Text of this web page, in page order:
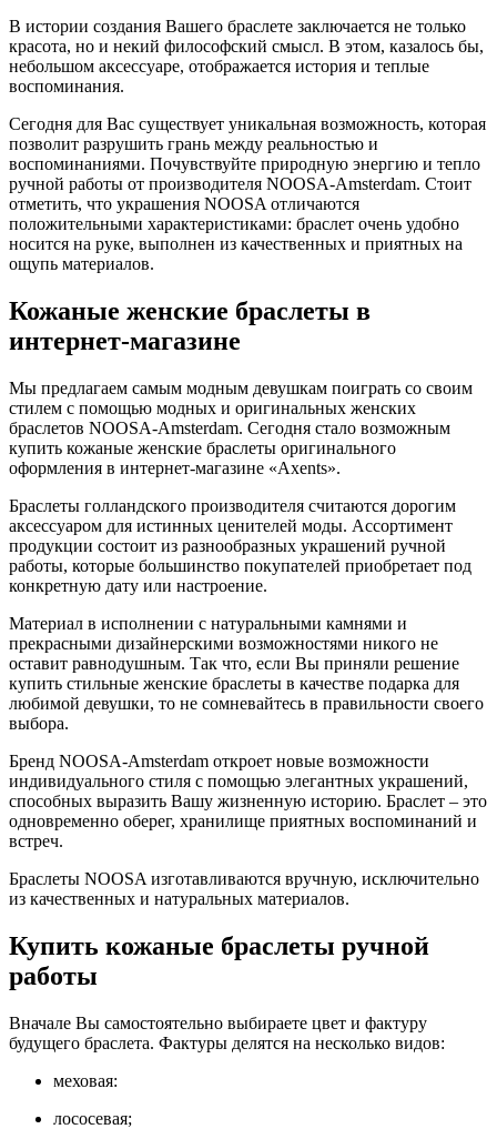
В истории создания Вашего браслете заключается не только
красота, но и некий философский смысл. В этом, казалось бы,
небольшом аксессуаре, отображается история и теплые
воспоминания.
Сегодня для Вас существует уникальная возможность, которая
позволит разрушить грань между реальностью и
воспоминаниями. Почувствуйте природную энергию и тепло
ручной работы от производителя NOOSA-Amsterdam. Стоит
отметить, что украшения NOOSA отличаются
положительными характеристиками: браслет очень удобно
носится на руке, выполнен из качественных и приятных на
ощупь материалов.
Кожаные женские браслеты в
интернет-магазине
Мы предлагаем самым модным девушкам поиграть со своим
стилем с помощью модных и оригинальных женских
браслетов NOOSA-Amsterdam. Сегодня стало возможным
купить кожаные женские браслеты оригинального
оформления в интернет-магазине «Axents».
Браслеты голландского производителя считаются дорогим
аксессуаром для истинных ценителей моды. Ассортимент
продукции состоит из разнообразных украшений ручной
работы, которые большинство покупателей приобретает под
конкретную дату или настроение.
Материал в исполнении с натуральными камнями и
прекрасными дизайнерскими возможностями никого не
оставит равнодушным. Так что, если Вы приняли решение
купить стильные женские браслеты в качестве подарка для
любимой девушки, то не сомневайтесь в правильности своего
выбора.
Бренд NOOSA-Amsterdam откроет новые возможности
индивидуального стиля с помощью элегантных украшений,
способных выразить Вашу жизненную историю. Браслет – это
одновременно оберег, хранилище приятных воспоминаний и
встреч.
Браслеты NOOSA изготавливаются вручную, исключительно
из качественных и натуральных материалов.
Купить кожаные браслеты ручной
работы
Вначале Вы самостоятельно выбираете цвет и фактуру
будущего браслета. Фактуры делятся на несколько видов:
меховая:
лососевая;